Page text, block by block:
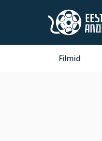
Filmid